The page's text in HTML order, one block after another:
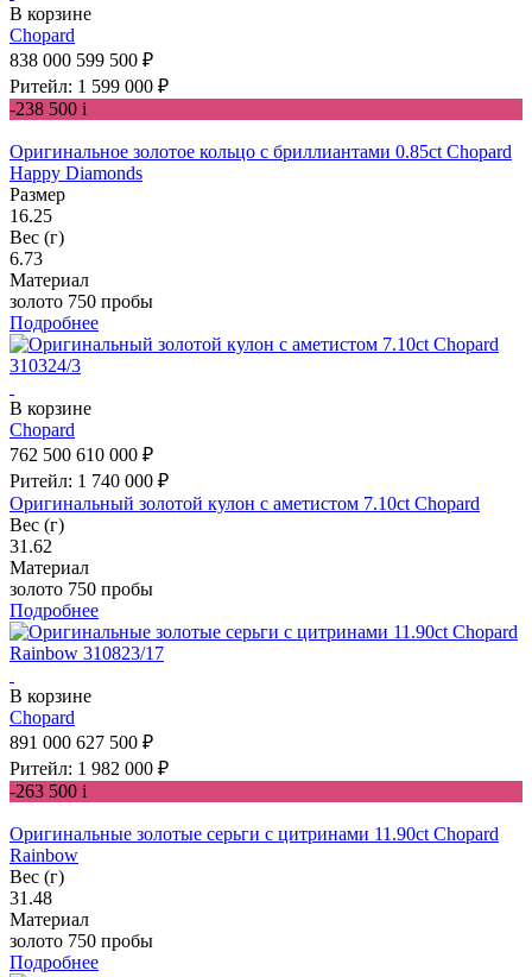
В корзине
Chopard
838 000 599 500 ₽
Ритейл: 1 599 000 ₽
-238 500 i
Оригинальное золотое кольцо с бриллиантами 0.85ct Chopard
Happy Diamonds
Размер
16.25
Вес (г)
6.73
Материал
золото 750 пробы
Подробнее
В корзине
Chopard
762 500 610 000 ₽
Ритейл: 1 740 000 ₽
Оригинальный золотой кулон с аметистом 7.10ct Chopard
Вес (г)
31.62
Материал
золото 750 пробы
Подробнее
В корзине
Chopard
891 000 627 500 ₽
Ритейл: 1 982 000 ₽
-263 500 i
Оригинальные золотые серьги с цитринами 11.90ct Chopard
Rainbow
Вес (г)
31.48
Материал
золото 750 пробы
Подробнее